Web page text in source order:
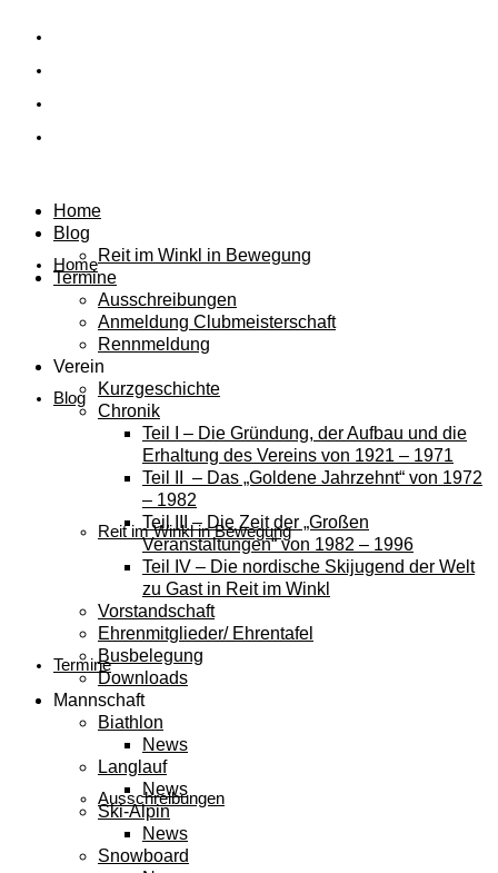
Home
Blog
Reit im Winkl in Bewegung
Termine
Ausschreibungen
Home
Blog
Reit im Winkl in Bewegung
Termine
Ausschreibungen
Anmeldung Clubmeisterschaft
Rennmeldung
Verein
Kurzgeschichte
Chronik
Teil I – Die Gründung, der Aufbau und die
Erhaltung des Vereins von 1921 – 1971
Teil II – Das „Goldene Jahrzehnt“ von 1972
– 1982
Teil III – Die Zeit der „Großen
Veranstaltungen“ von 1982 – 1996
Teil IV – Die nordische Skijugend der Welt
zu Gast in Reit im Winkl
Vorstandschaft
Ehrenmitglieder/ Ehrentafel
Busbelegung
Downloads
Mannschaft
Biathlon
News
Langlauf
News
Ski-Alpin
News
Snowboard